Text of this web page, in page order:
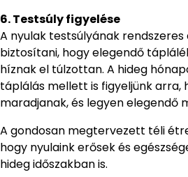
6. Testsúly figyelése
A nyulak testsúlyának
biztosítani, hogy elegendő
híznak el túlzottan. A hideg
táplálás mellett is figyeljünk arra,
maradjanak, és legyen elegendő
A gondosan megtervezett téli
hogy nyulaink erősek és
hideg időszakban is.